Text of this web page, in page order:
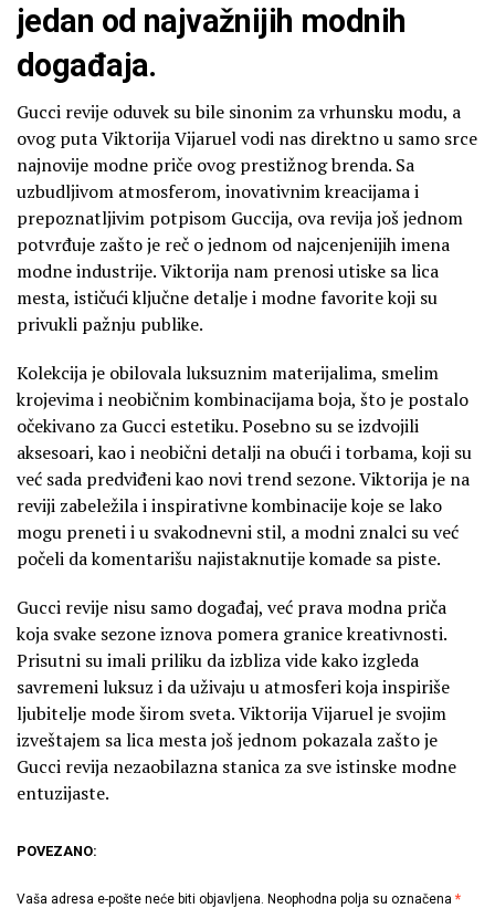
jedan od najvažnijih modnih
događaja.
Gucci revije oduvek su bile sinonim za vrhunsku modu, a
ovog puta Viktorija Vijaruel vodi nas direktno u samo srce
najnovije modne priče ovog prestižnog brenda. Sa
uzbudljivom atmosferom, inovativnim kreacijama i
prepoznatljivim potpisom Guccija, ova revija još jednom
potvrđuje zašto je reč o jednom od najcenjenijih imena
modne industrije. Viktorija nam prenosi utiske sa lica
mesta, ističući ključne detalje i modne favorite koji su
privukli pažnju publike.
Kolekcija je obilovala luksuznim materijalima, smelim
krojevima i neobičnim kombinacijama boja, što je postalo
očekivano za Gucci estetiku. Posebno su se izdvojili
aksesoari, kao i neobični detalji na obući i torbama, koji su
već sada predviđeni kao novi trend sezone. Viktorija je na
reviji zabeležila i inspirativne kombinacije koje se lako
mogu preneti i u svakodnevni stil, a modni znalci su već
počeli da komentarišu najistaknutije komade sa piste.
Gucci revije nisu samo događaj, već prava modna priča
koja svake sezone iznova pomera granice kreativnosti.
Prisutni su imali priliku da izbliza vide kako izgleda
savremeni luksuz i da uživaju u atmosferi koja inspiriše
ljubitelje mode širom sveta. Viktorija Vijaruel je svojim
izveštajem sa lica mesta još jednom pokazala zašto je
Gucci revija nezaobilazna stanica za sve istinske modne
entuzijaste.
POVEZANO:
Vaša adresa e-pošte neće biti objavljena. Neophodna polja su označena *